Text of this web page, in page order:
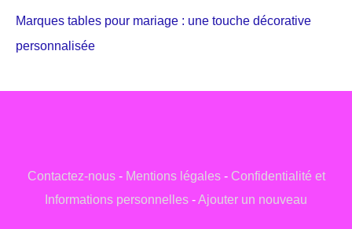
Marques tables pour mariage : une touche décorative
personnalisée
Contactez-nous- Mentions légales- Confidentialité et
Informations personnelles - Ajouter un nouveau